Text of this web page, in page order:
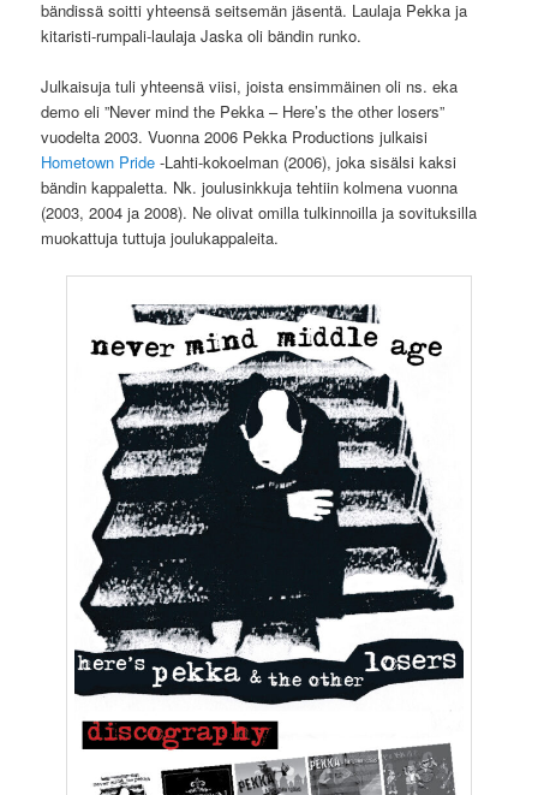
bändissä soitti yhteensä seitsemän jäsentä. Laulaja Pekka ja
kitaristi-rumpali-laulaja Jaska oli bändin runko.
Julkaisuja tuli yhteensä viisi, joista ensimmäinen oli ns. eka
demo eli ”Never mind the Pekka – Here’s the other losers”
vuodelta 2003. Vuonna 2006 Pekka Productions julkaisi
Hometown Pride -Lahti-kokoelman (2006), joka sisälsi kaksi
bändin kappaletta. Nk. joulusinkkuja tehtiin kolmena vuonna
(2003, 2004 ja 2008). Ne olivat omilla tulkinnoilla ja sovituksilla
muokattuja tuttuja joulukappaleita.